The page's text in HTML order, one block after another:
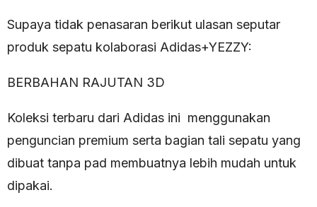
Supaya tidak penasaran berikut ulasan seputar
produk sepatu kolaborasi Adidas+YEZZY:
BERBAHAN RAJUTAN 3D
Koleksi terbaru dari Adidas ini menggunakan
penguncian premium serta bagian tali sepatu yang
dibuat tanpa pad membuatnya lebih mudah untuk
dipakai.